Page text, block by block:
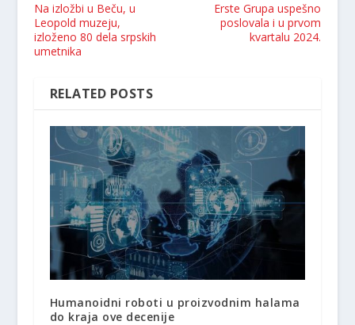
Na izložbi u Beču, u
Leopold muzeju,
izloženo 80 dela srpskih
umetnika
Erste Grupa uspešno
poslovala i u prvom
kvartalu 2024.
RELATED POSTS
Humanoidni roboti u proizvodnim halama
do kraja ove decenije